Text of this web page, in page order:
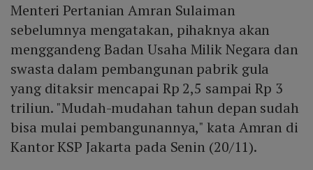
Menteri Pertanian Amran Sulaiman
sebelumnya mengatakan, pihaknya akan
menggandeng Badan Usaha Milik Negara dan
swasta dalam pembangunan pabrik gula
yang ditaksir mencapai Rp 2,5 sampai Rp 3
triliun. "Mudah-mudahan tahun depan sudah
bisa mulai pembangunannya," kata Amran di
Kantor KSP Jakarta pada Senin (20/11).